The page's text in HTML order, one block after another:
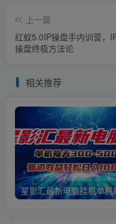
上一篇
红蚁5.0IP操盘手内训营，
操盘终极方法论
相关推荐